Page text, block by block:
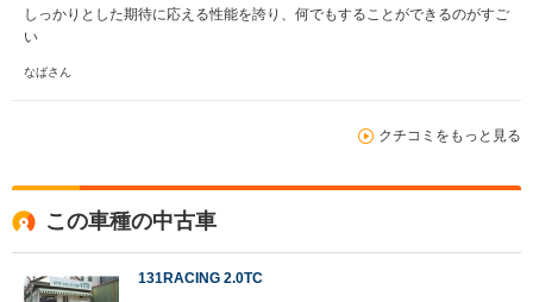
しっかりとした期待に応える性能を誇り、何でもすることができるのがすご
い
なばさん
クチコミをもっと見る
この車種の中古車
131RACING 2.0TC